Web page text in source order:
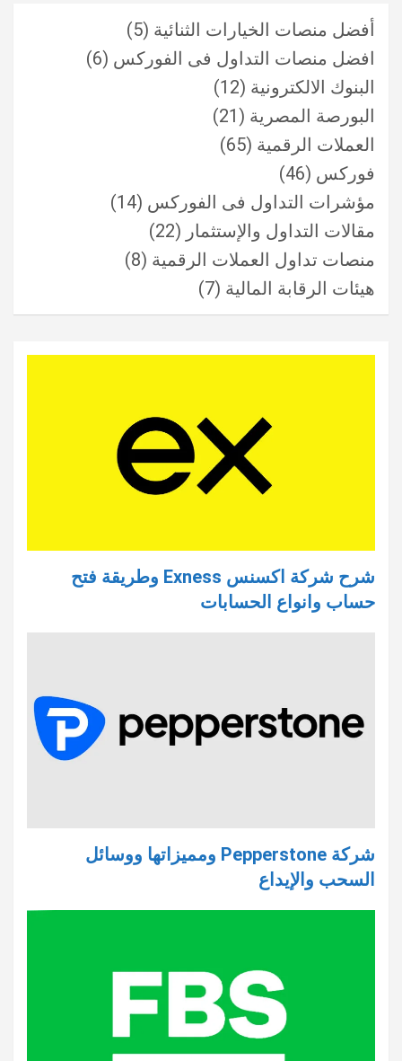
أفضل منصات الخيارات الثنائية (5)
افضل منصات التداول فى الفوركس (6)
البنوك الالكترونية (12)
البورصة المصرية (21)
العملات الرقمية (65)
فوركس (46)
مؤشرات التداول فى الفوركس (14)
مقالات التداول والإستثمار (22)
منصات تداول العملات الرقمية (8)
هيئات الرقابة المالية (7)
شرح شركة اكسنس Exness وطريقة فتح
حساب وانواع الحسابات
شركة Pepperstone ومميزاتها ووسائل
السحب والإيداع